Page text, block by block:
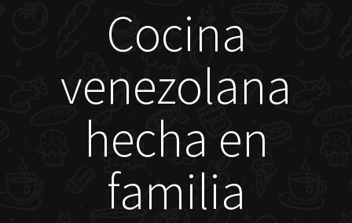
Cocina
venezolana
hecha en
familia